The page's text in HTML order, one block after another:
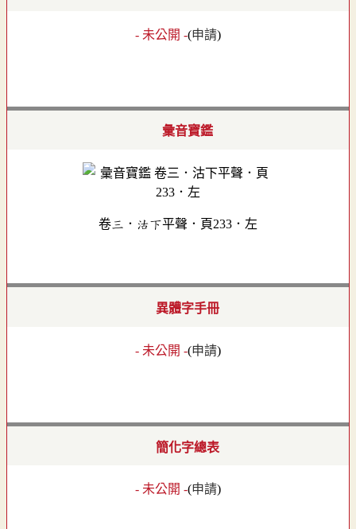
- 未公開 -(申請)
彙音寶鑑
卷三．沽下平聲．頁233．左
異體字手冊
- 未公開 -(申請)
簡化字總表
- 未公開 -(申請)